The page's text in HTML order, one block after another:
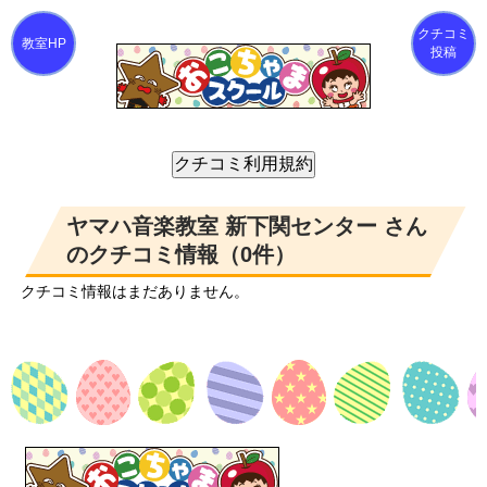
クチコミ
投稿
ヤマハ音楽教室 新下関センター さん
のクチコミ情報（0件）
クチコミ情報はまだありません。